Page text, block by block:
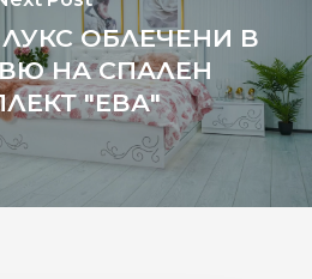
ОБЛЕЧЕНИ В
НА СПАЛЕН
"ЕВА"